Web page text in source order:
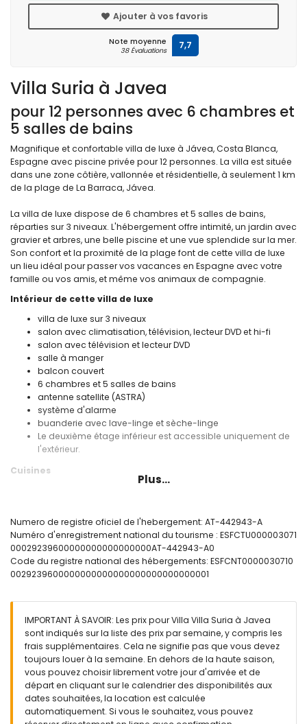
Villa Suria à Javea
pour 12 personnes avec 6 chambres et
5 salles de bains
Magnifique et confortable villa de luxe à Jávea, Costa Blanca,
Espagne avec piscine privée pour 12 personnes. La villa est située
dans une zone côtière, vallonnée et résidentielle, à seulement 1 km
de la plage de La Barraca, Jávea.
La villa de luxe dispose de 6 chambres et 5 salles de bains,
réparties sur 3 niveaux. L'hébergement offre intimité, un jardin avec
gravier et arbres, une belle piscine et une vue splendide sur la mer.
Son confort et la proximité de la plage font de cette villa de luxe
un lieu idéal pour passer vos vacances en Espagne avec votre
famille ou vos amis, et même vos animaux de compagnie.
Intérieur de cette villa de luxe
villa de luxe sur 3 niveaux
salon avec climatisation, télévision, lecteur DVD et hi-fi
salon avec télévision et lecteur DVD
salle à manger
balcon couvert
6 chambres et 5 salles de bains
antenne satellite (ASTRA)
système d'alarme
buanderie avec lave-linge et sèche-linge
Le deuxième étage inférieur est accessible uniquement de
l'extérieur.
Cuisines
bouilloire électrique, mixeur, grille-pain et presse-agrumes
cuisine avec plaques électriques, micro-ondes et
réfrigérateur
Chambres et salles de bains
par 150cm), télévision, lecteur DVD et salle de bain en suite
chambre avec climatisation, lit double et salle de bain en
suite
chambre avec climatisation, lit double, télévision, lecteur
DVD et salle de bain en suite
chambre avec climatisation, lit double (mesurant 190 par
135cm)
chambre avec climatisation, 2 lits simples (mesurant 190
Plus...
Numero de registre oficiel de l'hebergement: AT-442943-A
Numéro d'enregistrement national du tourisme : ESFCTU000003071
00029239600000000000000000AT-442943-A0
Code du registre national des hébergements: ESFCNT0000030710
0029239600000000000000000000000000001
IMPORTANT À SAVOIR: Les prix pour Villa Villa Suria à Javea
sont indiqués sur la liste des prix par semaine, y compris les
frais supplémentaires. Cela ne signifie pas que vous devez
toujours louer à la semaine. En dehors de la haute saison,
vous pouvez choisir librement votre jour d'arrivée et de
départ en cliquant sur le calendrier des disponibilités aux
dates souhaitées, la location est calculée
automatiquement. Si vous le souhaitez, vous pouvez
Ajouter à vos favoris
Note moyenne
38 Évaluations 7,7